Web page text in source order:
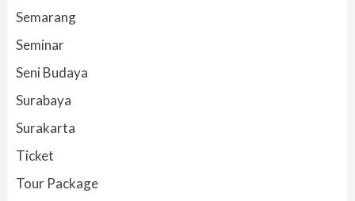
Semarang
Seminar
Seni Budaya
Surabaya
Surakarta
Ticket
Tour Package